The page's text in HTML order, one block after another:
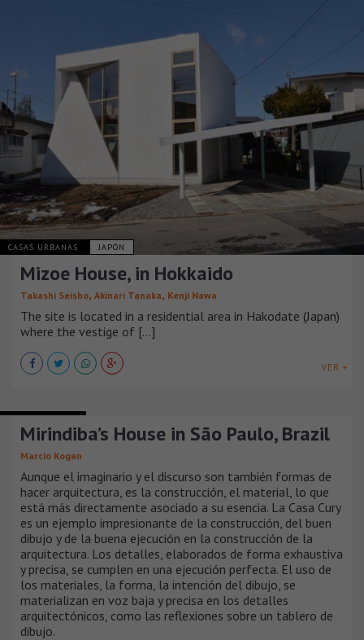
CASAS URBANAS JAPÓN
Mizoe House, in Hokkaido
Takashi Seisho, Akinari Tanaka, Kenji Nawa
The site is located in a residential area in Hakodate (Japan)
where the vestige of [...]
VER +
Mirindiba’s House in São Paulo, Brazil
Marcio Kogan
Aunque el imaginario y el discurso son también formas de
hacer arquitectura, es la construcción, el material, lo que
está más directamente asociado a su esencia. La Casa Cury
es un ejemplo impresionante de la construcción, del buen
dibujo y de la buena ejecución en la construcción de la
arquitectura. Los detalles, elaborados de forma exhaustiva
y precisa, se cumplen en una ejecución perfecta. El uso de
los materiales, la forma, la intención del dibujo, se
materializan en voz baja y precisa en los detalles
arquitectónicos, como las reflexiones sobre un tablero de
dibujo.